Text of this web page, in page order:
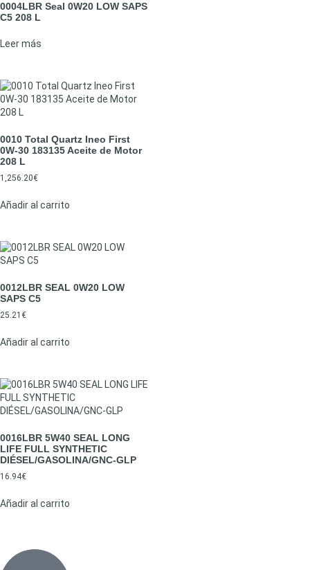
0004LBR Seal 0W20 LOW SAPS
C5 208 L
Leer más
0010 Total Quartz Ineo First
0W-30 183135 Aceite de Motor
208 L
1,256.20€
Añadir al carrito
0012LBR SEAL 0W20 LOW
SAPS C5
25.21 €
Añadir al carrito
0016LBR 5W40 SEAL LONG
LIFE FULL SYNTHETIC
DIÉSEL/GASOLINA/GNC-GLP
16.94€
Añadir al carrito